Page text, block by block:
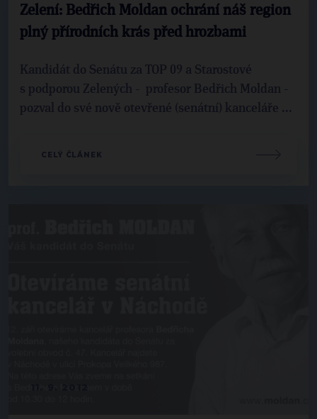
Zelení: Bedřich Moldan ochrání náš region
plný přírodních krás před hrozbami
Kandidát do Senátu za TOP 09 a Starostové
s podporou Zelených - profesor Bedřich Moldan -
pozval do své nově otevřené (senátní) kanceláře ...
CELÝ ČLÁNEK